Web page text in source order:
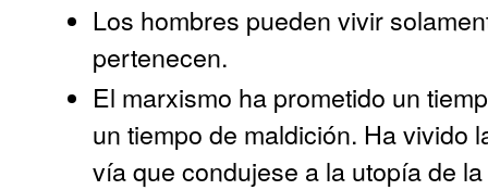
Los hombres pueden vivir
pertenecen.
El marxismo ha prometido un
un tiempo de maldición. Ha vivido
vía que condujese a la utopía de